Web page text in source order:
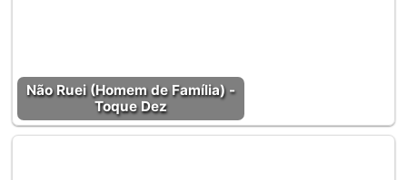
Não Ruei (Homem de Família) -
Toque Dez